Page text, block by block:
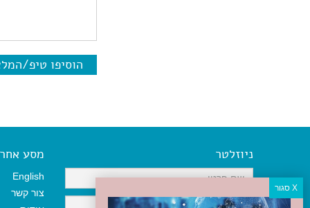
הוסיפו טיפ/
ניוזלטר מסע אחר
English
צור קשר